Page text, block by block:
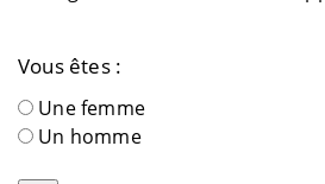
Vous êtes :
Une femme
Un homme